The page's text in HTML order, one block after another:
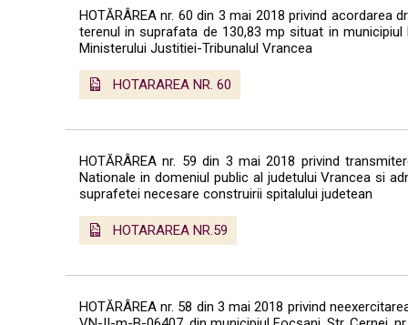
HOTĂRÂREA nr. 60 din 3 mai 2018 privind
terenul in suprafata de 130,83 mp situat in
Ministerului Justitiei-Tribunalul Vrancea
HOTARAREA NR. 60
HOTĂRÂREA nr. 59 din 3 mai 2018 privind
Nationale in domeniul public al judetului Vrancea si
suprafetei necesare construirii spitalului judetean
HOTARAREA NR.59
HOTĂRÂREA nr. 58 din 3 mai 2018 privind